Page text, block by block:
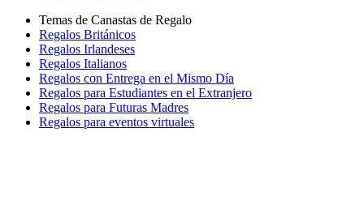
Temas de Canastas de Regalo
Regalos Británicos
Regalos Irlandeses
Regalos Italianos
Regalos con Entrega en el Mismo Día
Regalos para Estudiantes en el Extranjero
Regalos para Futuras Madres
Regalos para eventos virtuales